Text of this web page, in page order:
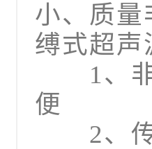
小、质量
缚式超声
1、非
便
2、传